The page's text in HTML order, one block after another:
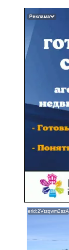
Реклама
erid:2Vtzqwm2szA